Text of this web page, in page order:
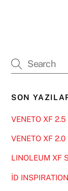
SON
VENETO XF 2.5
VENETO XF 2.0
LINOLEUM XF
İD